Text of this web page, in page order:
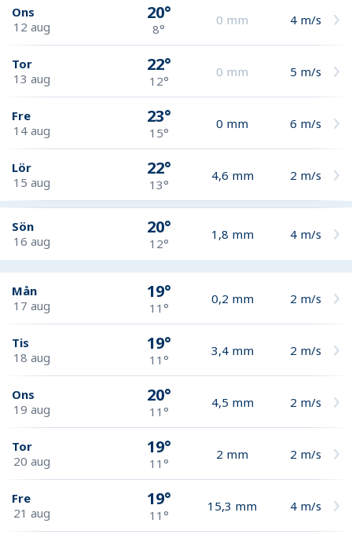
Ons
12 aug
20°
8°
0 mm 4 m/s
Tor
13 aug
22°
12°
0 mm 5 m/s
Fre
14 aug
23°
15°
0 mm 6 m/s
Lör
15 aug
22°
13°
4,6 mm 2 m/s
Sön
16 aug
20°
12°
1,8 mm 4 m/s
Mån
17 aug
19°
11°
0,2 mm 2 m/s
Tis
18 aug
19°
11°
3,4 mm 2 m/s
Ons
19 aug
20°
11°
4,5 mm 2 m/s
Tor
20 aug
19°
11°
2 mm 2 m/s
Fre
21 aug
19°
11°
15,3 mm 4 m/s